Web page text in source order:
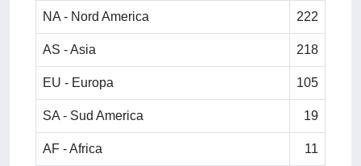
NA - Nord America 222
AS - Asia 218
EU - Europa 105
SA - Sud America 19
AF - Africa 11